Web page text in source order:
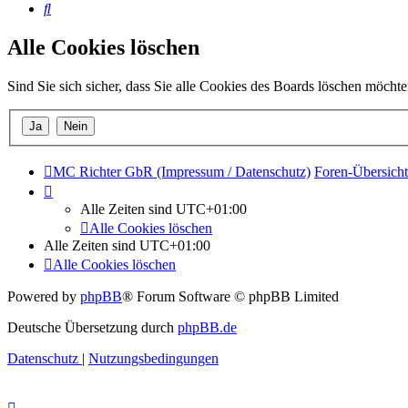
Suche
Alle Cookies löschen
Sind Sie sich sicher, dass Sie alle Cookies des Boards löschen
MC Richter GbR (Impressum / Datenschutz) Foren-Übersicht
Alle Zeiten sind UTC+01:00
Alle Cookies löschen
Alle Zeiten sind UTC+01:00
Alle Cookies löschen
Powered by phpBB® Forum Software © phpBB Limited
Deutsche Übersetzung durch phpBB.de
Datenschutz | Nutzungsbedingungen